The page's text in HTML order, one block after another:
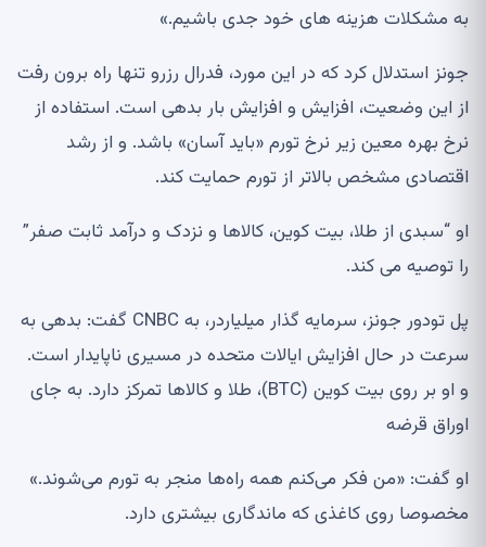
به مشکلات هزینه های خود جدی باشیم.»
جونز استدلال کرد که در این مورد، فدرال رزرو تنها راه برون رفت
از این وضعیت، افزایش و افزایش بار بدهی است. استفاده از
نرخ بهره معین زیر نرخ تورم «باید آسان» باشد. و از رشد
اقتصادی مشخص بالاتر از تورم حمایت کند.
او “سبدی از طلا، بیت کوین، کالاها و نزدک و درآمد ثابت صفر”
را توصیه می کند.
پل تودور جونز، سرمایه گذار میلیاردر، به CNBC گفت: بدهی به
سرعت در حال افزایش ایالات متحده در مسیری ناپایدار است.
و او بر روی بیت کوین (BTC)، طلا و کالاها تمرکز دارد. به جای
اوراق قرضه
او گفت: «من فکر می‌کنم همه راه‌ها منجر به تورم می‌شوند.»
مخصوصا روی کاغذی که ماندگاری بیشتری دارد.